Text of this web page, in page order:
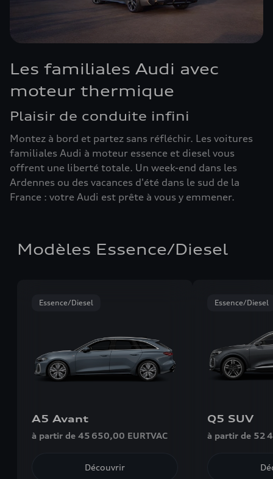
Les familiales Audi avec
moteur thermique
Plaisir de conduite infini
Montez à bord et partez sans réfléchir. Les voitures
familiales Audi à moteur essence et diesel vous
offrent une liberté totale. Un week-end dans les
Ardennes ou des vacances d'été dans le sud de la
France : votre Audi est prête à vous y emmener.
Modèles Essence/Diesel
Essence/Diesel
A5 Avant
à partir de 45 650,00 EURTVAC
Découvrir
Essence/Diesel
Q5 SUV
à partir de 52